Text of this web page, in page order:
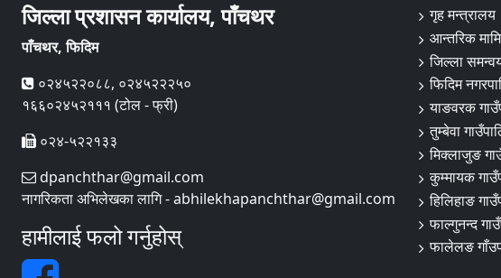
जिल्ला प्रशासन कार्यालय, पाँचथर
पाँचथर, फिदिम
०२४५२२०८८, ०२४५२२२५०
१६६०२४५२१११ (टोल - फ्री)
०२४-५२२१३३
dpanchthar@gmail.com
नागरिकता अभिलेखका लागि - abhilekhapanchthar@gmail.com
हामीलाई फलो गर्नुहोस्
गृह मन्त्रालय
आन्तरिक
जिल्ला
फिदिम
याङवरक
तुम्बेवा
मिक्लाजुङ
कुम्मायक
हिलिहाङ
फाल्गुनन्द
फालेलङ